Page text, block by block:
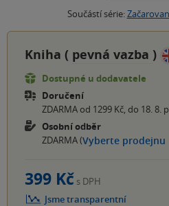
Součástí série:
Kniha ( pevná vazba )
Dostupné u dodavatele
Doručení
ZDARMA od 1299 Kč, do 18. 8.
Osobní odběr
ZDARMA (Vyberte prodejnu
399 Kč s DPH
Jsme transparentní